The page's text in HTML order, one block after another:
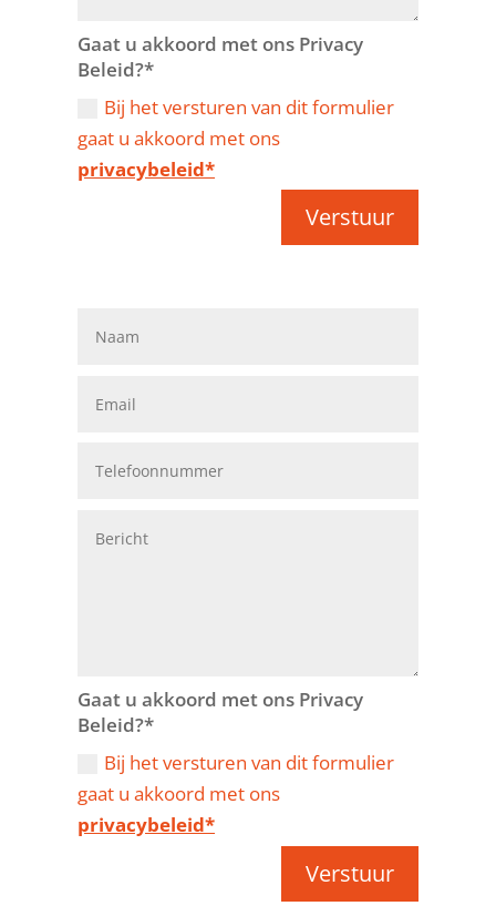
Gaat u akkoord met ons Privacy
Beleid?*
Bij het versturen van dit formulier
gaat u akkoord met ons
privacybeleid*
Verstuur
Gaat u akkoord met ons Privacy
Beleid?*
Bij het versturen van dit formulier
gaat u akkoord met ons
privacybeleid*
Verstuur